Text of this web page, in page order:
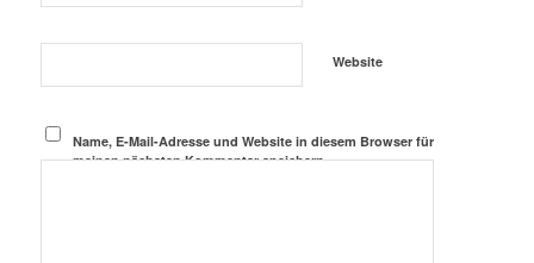
Website
Name, E-Mail-Adresse und Website in diesem Browser für
meinen nächsten Kommentar speichern.